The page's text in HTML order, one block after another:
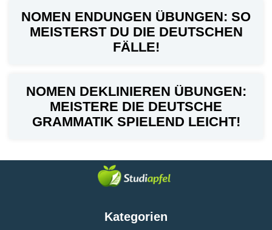
NOMEN ENDUNGEN ÜBUNGEN: SO
MEISTERST DU DIE DEUTSCHEN
FÄLLE!
NOMEN DEKLINIEREN ÜBUNGEN:
MEISTERE DIE DEUTSCHE
GRAMMATIK SPIELEND LEICHT!
Kategorien